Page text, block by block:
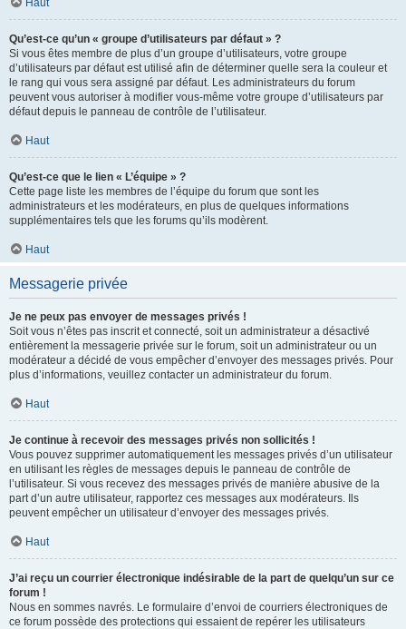
Haut
Qu’est-ce qu’un « groupe d’utilisateurs par défaut » ?
Si vous êtes membre de plus d’un groupe d’utilisateurs, votre groupe
d’utilisateurs par défaut est utilisé afin de déterminer quelle sera la couleur et
le rang qui vous sera assigné par défaut. Les administrateurs du forum
peuvent vous autoriser à modifier vous-même votre groupe d’utilisateurs par
défaut depuis le panneau de contrôle de l’utilisateur.
Haut
Qu’est-ce que le lien « L’équipe » ?
Cette page liste les membres de l’équipe du forum que sont les
administrateurs et les modérateurs, en plus de quelques informations
supplémentaires tels que les forums qu’ils modèrent.
Haut
Messagerie privée
Je ne peux pas envoyer de messages privés !
Soit vous n’êtes pas inscrit et connecté, soit un administrateur a désactivé
entièrement la messagerie privée sur le forum, soit un administrateur ou un
modérateur a décidé de vous empêcher d’envoyer des messages privés. Pour
plus d’informations, veuillez contacter un administrateur du forum.
Haut
Je continue à recevoir des messages privés non sollicités !
Vous pouvez supprimer automatiquement les messages privés d’un utilisateur
en utilisant les règles de messages depuis le panneau de contrôle de
l’utilisateur. Si vous recevez des messages privés de manière abusive de la
part d’un autre utilisateur, rapportez ces messages aux modérateurs. Ils
peuvent empêcher un utilisateur d’envoyer des messages privés.
Haut
J’ai reçu un courrier électronique indésirable de la part de quelqu’un sur ce
forum !
Nous en sommes navrés. Le formulaire d’envoi de courriers électroniques de
ce forum possède des protections qui essaient de repérer les utilisateurs